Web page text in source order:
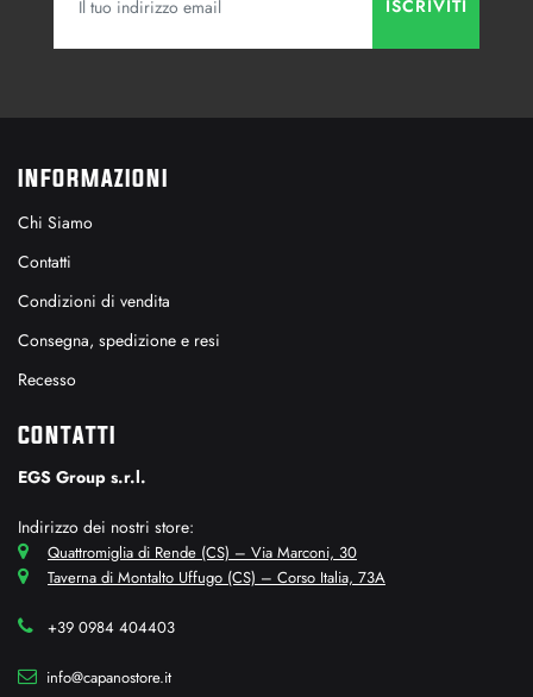
INFORMAZIONI
Chi Siamo
Contatti
Condizioni di vendita
Consegna, spedizione e resi
Recesso
CONTATTI
EGS Group s.r.l.
Indirizzo dei nostri store:
Quattromiglia di Rende (CS) – Via Marconi, 30
Taverna di Montalto Uffugo (CS) – Corso Italia, 73A
+39 0984 404403
info@capanostore.it